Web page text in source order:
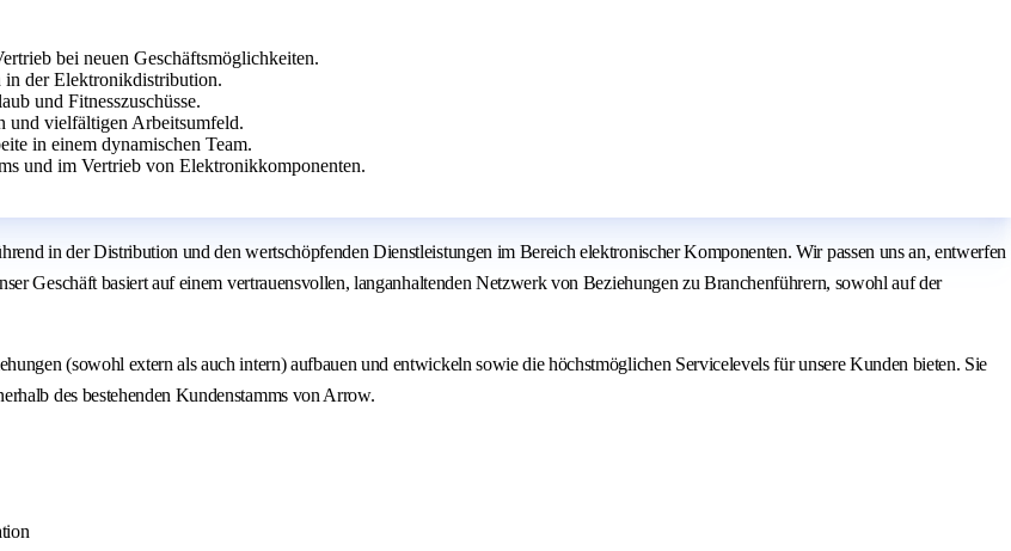
bei neuen Geschäftsmöglichkeiten.
in der Elektronikdistribution.
und Fitnesszuschüsse.
und vielfältigen Arbeitsumfeld.
in einem dynamischen Team.
und im Vertrieb von Elektronikkomponenten.
in der Distribution und den wertschöpfenden Dienstleistungen im Bereich elektronischer Komponenten. Wir passen uns an, entwerfen
Geschäft basiert auf einem vertrauensvollen, langanhaltenden Netzwerk von Beziehungen zu Branchenführern, sowohl auf der
(sowohl extern als auch intern) aufbauen und entwickeln sowie die höchstmöglichen Servicelevels für unsere Kunden bieten. Sie
des bestehenden Kundenstamms von Arrow.